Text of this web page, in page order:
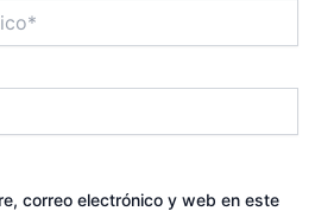
correo electrónico y web en este